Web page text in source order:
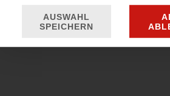
AUSWAHL
SPEICHERN